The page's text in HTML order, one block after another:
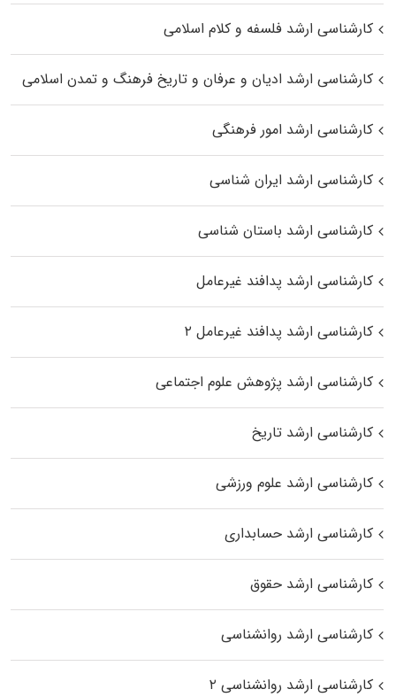
کارشناسی ارشد فلسفه و کلام اسلامی
کارشناسی ارشد ادیان و عرفان و تاریخ فرهنگ و تمدن اسلامی
کارشناسی ارشد امور فرهنگی
کارشناسی ارشد ایران شناسی
کارشناسی ارشد باستان شناسی
کارشناسی ارشد پدافند غیرعامل
کارشناسی ارشد پدافند غیرعامل ۲
کارشناسی ارشد پژوهش علوم اجتماعی
کارشناسی ارشد تاریخ
کارشناسی ارشد علوم ورزشی
کارشناسی ارشد حسابداری
کارشناسی ارشد حقوق
کارشناسی ارشد روانشناسی
کارشناسی ارشد روانشناسی ۲